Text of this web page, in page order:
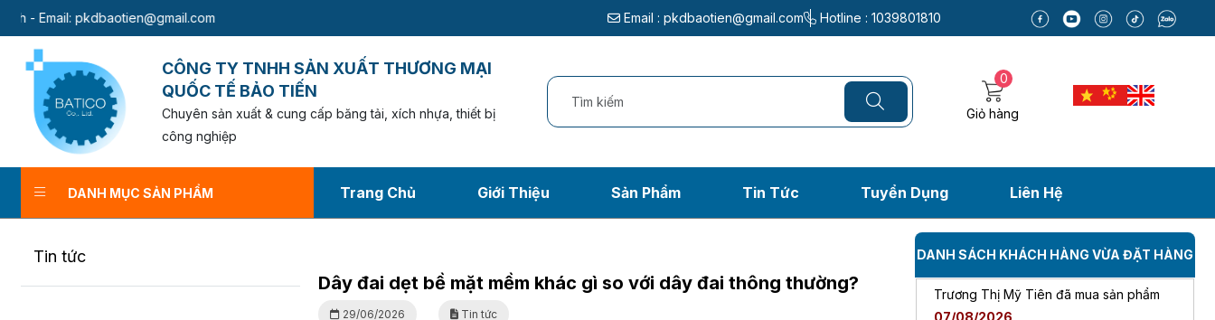
Email : pkdbaotien@gmail.com Hotline : 1039801810
CÔNG TY TNHH SẢN XUẤT THƯƠNG MẠI
QUỐC TẾ BẢO TIẾN
Chuyên sản xuất & cung cấp băng tải, xích nhựa, thiết bị
công nghiệp
0
Giỏ hàng
DANH MỤC SẢN PHẨM Trang Chủ Giới Thiệu Sản Phẩm Tin Tức Tuyển Dụng Liên Hệ
Dây đai dẹt bề mặt mềm khác gì so với dây đai thông thường?
Trang chủ Tin tức Dây đai dẹt bề mặt mềm khác gì so với dây đai thông thường?
Tin tức
Dây đai dẹt bề mặt mềm khác gì so với dây đai thông thường?
29/06/2026 Tin tức
DANH SÁCH KHÁCH HÀNG VỪA ĐẶT HÀNG
07/08/2026
Bùi Đức Trung đã mua sản phẩm
Mang Ngọc Tuyền đã mua sản phẩm
07/08/2026
Trương Thị Mỹ Tiên đã mua sản phẩm
07/08/2026
Đặng Thị Thanh Hà đã mua sản phẩm